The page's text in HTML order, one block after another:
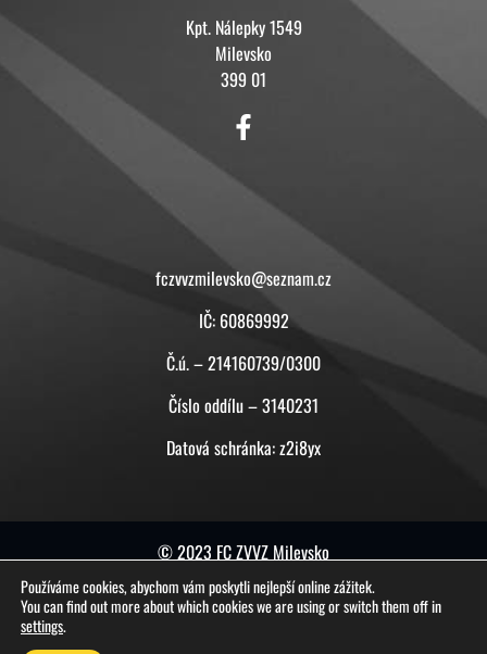
Kpt. Nálepky 1549
Milevsko
399 01
fczvvzmilevsko@seznam.cz
IČ: 60869992
Č.ú. – 214160739/0300
Číslo oddílu – 3140231
Datová schránka: z2i8yx
© 2023 FC ZVVZ Milevsko
tuto stránku vytvořil a spravujeON-BOARD
Používáme cookies, abychom vám poskytli nejlepší online zážitek.
You can find out more about which cookies we are using or switch them off in
settings.